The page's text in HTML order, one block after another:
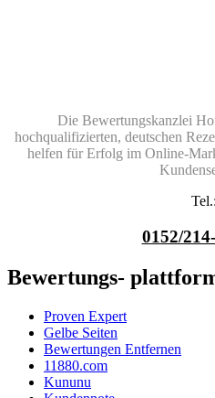
Die Bewertungskanzlei
hochqualifizierten, deutschen
helfen für Erfolg im Online-
Tel.:
0152/
Bewertungs-
Proven Expert
Gelbe Seiten
Bewertungen Entfernen
11880.com
Kununu